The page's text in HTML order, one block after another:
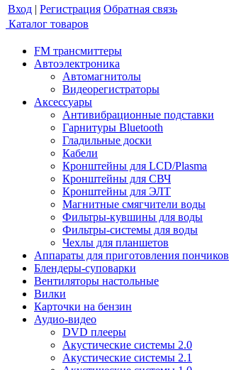
Вход | Регистрация Обратная связь
Каталог товаров
FM трансмиттеры
Автоэлектроника
Автомагнитолы
Видеорегистраторы
Аксессуары
Антивибрационные подставки
Гарнитуры Bluetooth
Гладильные доски
Кабели
Кронштейны для LCD/Plasma
Кронштейны для СВЧ
Кронштейны для ЭЛТ
Магнитные смягчители воды
Фильтры-кувшины для воды
Фильтры-системы для воды
Чехлы для планшетов
Аппараты для приготовления пончиков
Блендеры-суповарки
Вентиляторы настольные
Вилки
Карточки на бензин
Аудио-видео
DVD плееры
Акустические системы 2.0
Акустические системы 2.1